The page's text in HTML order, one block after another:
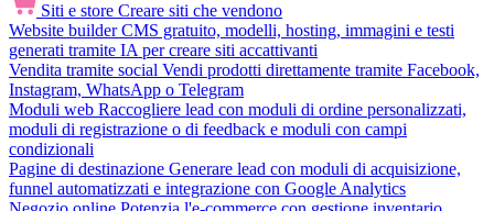
Siti e store Creare siti che vendono
Website builder CMS gratuito, modelli, hosting, immagini e testi
generati tramite IA per creare siti accattivanti
Vendita tramite social Vendi prodotti direttamente tramite Facebook,
Instagram, WhatsApp o Telegram
Moduli web Raccogliere lead con moduli di ordine personalizzati,
moduli di registrazione o di feedback e moduli con campi
condizionali
Pagine di destinazione Generare lead con moduli di acquisizione,
funnel automatizzati e integrazione con Google Analytics